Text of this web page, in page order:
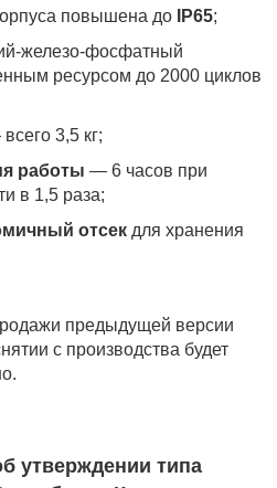
повышена до IP65;
железо-фосфатный
ресурсом до 2000 циклов
3,5 кг;
работы — 6 часов при
в 1,5 раза;
отсек для хранения
предыдущей версии
с производства будет
утверждении типа